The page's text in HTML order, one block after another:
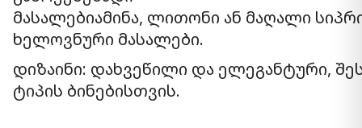
მასალებიამინა, ლითონი ან მაღალი
ხელოვნური მასალები.
დიზაინი: დახვეწილი და ელეგანტური,
ტიპის ბინებისთვის.